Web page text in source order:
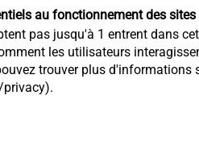
alternative to
axes, brackets, sockets
au fonctionnement des sites
pas jusqu'à 1 entrent dans
les utilisateurs
trouver plus